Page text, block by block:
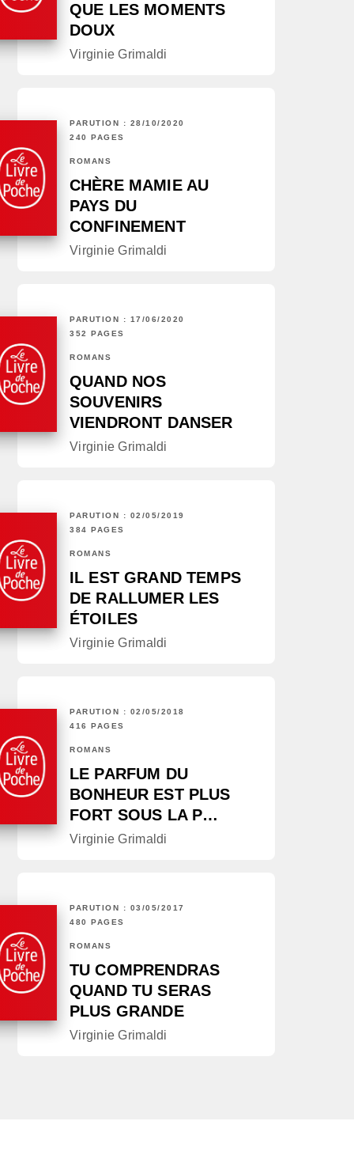
QUE LES MOMENTS
DOUX
Virginie Grimaldi
PARUTION : 28/10/2020
240 PAGES
ROMANS
CHÈRE MAMIE AU
PAYS DU
CONFINEMENT
Virginie Grimaldi
PARUTION : 17/06/2020
352 PAGES
ROMANS
QUAND NOS
SOUVENIRS
VIENDRONT DANSER
Virginie Grimaldi
PARUTION : 02/05/2019
384 PAGES
ROMANS
IL EST GRAND TEMPS
DE RALLUMER LES
ÉTOILES
Virginie Grimaldi
PARUTION : 02/05/2018
416 PAGES
ROMANS
LE PARFUM DU
BONHEUR EST PLUS
FORT SOUS LA P…
Virginie Grimaldi
PARUTION : 03/05/2017
480 PAGES
ROMANS
TU COMPRENDRAS
QUAND TU SERAS
PLUS GRANDE
Virginie Grimaldi